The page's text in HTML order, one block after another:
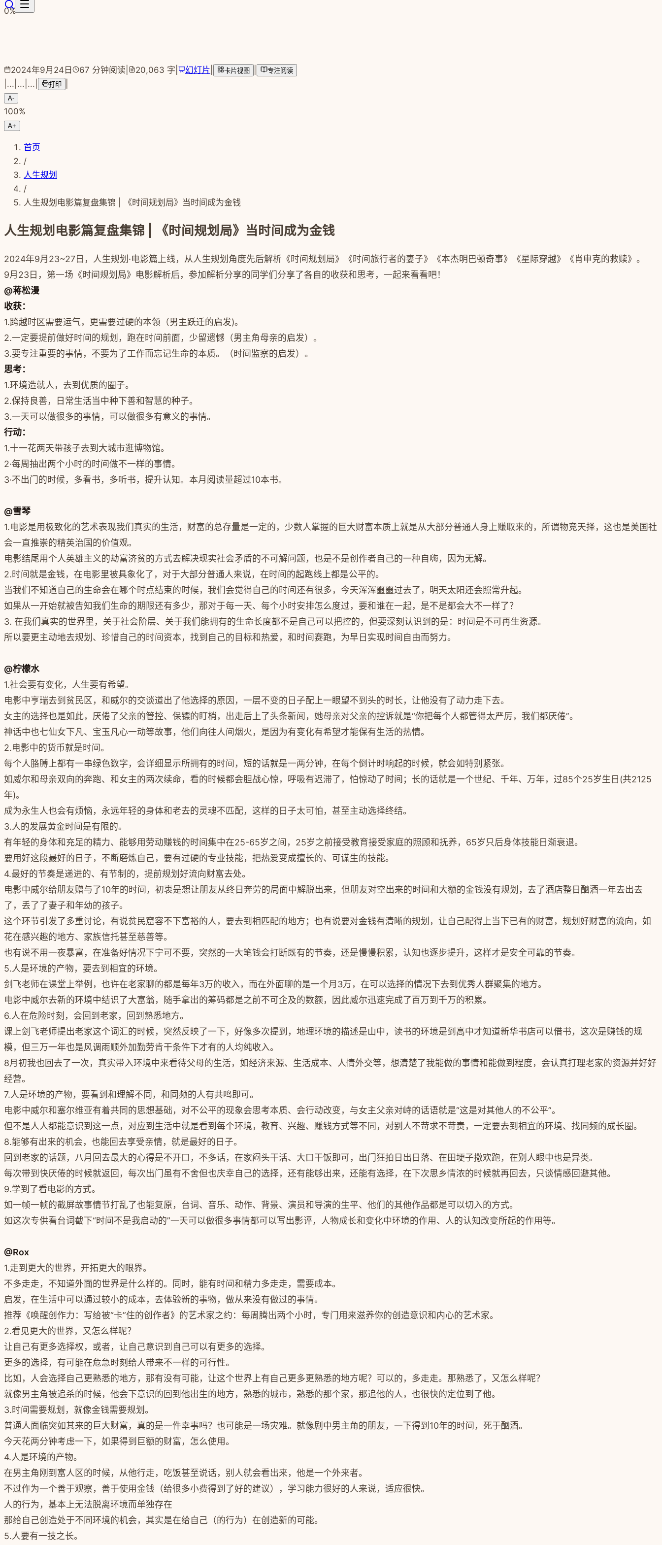
跳转到主要内容
0%
2024年9月24日 67 分钟阅读 20,063 字 幻灯片 卡片视图 专注阅读
... ... ... 打印
A-
100%
A+
首页
/
人生规划
/
人生规划电影篇复盘集锦 | 《时间规划局》当时间成为金钱
人生规划电影篇复盘集锦 | 《时间规划局》当时间成为金钱
2024年9月23~27日，人生规划·电影篇上线，从人生规划角度先后解析《时间规划局》《时间旅行者的妻子》《本杰明巴顿奇事》《星际穿越》《肖申克的救赎》。
9月23日，第一场《时间规划局》电影解析后，参加解析分享的同学们分享了各自的收获和思考，一起来看看吧！
@蒋松漫
收获：
1.跨越时区需要运气，更需要过硬的本领（男主跃迁的启发)。
2.一定要提前做好时间的规划，跑在时间前面，少留遗憾（男主角母亲的启发）。
3.要专注重要的事情，不要为了工作而忘记生命的本质。（时间监察的启发）。
思考：
1.环境造就人，去到优质的圈子。
2.保持良善，日常生活当中种下善和智慧的种子。
3.一天可以做很多的事情，可以做很多有意义的事情。
行动：
1.十一花两天带孩子去到大城市逛博物馆。
2·每周抽出两个小时的时间做不一样的事情。
3·不出门的时候，多看书，多听书，提升认知。本月阅读量超过10本书。
@雪琴
1.电影是用极致化的艺术表现我们真实的生活，财富的总存量是一定的，少数人掌握的巨大财富本质上就是从大部分普通人身上赚取来的，所谓物竞天择，这也是美国社
会一直推崇的精英治国的价值观。
电影结尾用个人英雄主义的劫富济贫的方式去解决现实社会矛盾的不可解问题，也是不是创作者自己的一种自嗨，因为无解。
2.时间就是金钱，在电影里被具象化了，对于大部分普通人来说，在时间的起跑线上都是公平的。
当我们不知道自己的生命会在哪个时点结束的时候，我们会觉得自己的时间还有很多，今天浑浑噩噩过去了，明天太阳还会照常升起。
如果从一开始就被告知我们生命的期限还有多少，那对于每一天、每个小时安排怎么度过，要和谁在一起，是不是都会大不一样了？
3. 在我们真实的世界里，关于社会阶层、关于我们能拥有的生命长度都不是自己可以把控的，但要深刻认识到的是：时间是不可再生资源。
所以要更主动地去规划、珍惜自己的时间资本，找到自己的目标和热爱，和时间赛跑，为早日实现时间自由而努力。
@柠檬水
1.社会要有变化，人生要有希望。
电影中亨瑞去到贫民区，和威尔的交谈道出了他选择的原因，一层不变的日子配上一眼望不到头的时长，让他没有了动力走下去。
女主的选择也是如此，厌倦了父亲的管控、保镖的盯梢，出走后上了头条新闻，她母亲对父亲的控诉就是“你把每个人都管得太严厉，我们都厌倦”。
神话中也七仙女下凡、宝玉凡心一动等故事，他们向往人间烟火，是因为有变化有希望才能保有生活的热情。
2.电影中的货币就是时间。
每个人胳膊上都有一串绿色数字，会详细显示所拥有的时间，短的话就是一两分钟，在每个倒计时响起的时候，就会如特别紧张。
如威尔和母亲双向的奔跑、和女主的两次续命，看的时候都会胆战心惊，呼吸有迟滞了，怕惊动了时间；长的话就是一个世纪、千年、万年，过85个25岁生日(共2125
年)。
成为永生人也会有烦恼，永远年轻的身体和老去的灵魂不匹配，这样的日子太可怕，甚至主动选择终结。
3.人的发展黄金时间是有限的。
有年轻的身体和充足的精力、能够用劳动赚钱的时间集中在25-65岁之间，25岁之前接受教育接受家庭的照顾和抚养，65岁只后身体技能日渐衰退。
要用好这段最好的日子，不断磨炼自己，要有过硬的专业技能，把热爱变成擅长的、可谋生的技能。
4.最好的节奏是递进的、有节制的，提前规划好流向财富去处。
电影中威尔给朋友赠与了10年的时间，初衷是想让朋友从终日奔劳的局面中解脱出来，但朋友对空出来的时间和大额的金钱没有规划，去了酒店整日酗酒一年去出去
了，丢了了妻子和年幼的孩子。
这个环节引发了多重讨论，有说贫民窟容不下富裕的人，要去到相匹配的地方； 也有说要对金钱有清晰的规划，让自己配得上当下已有的财富，规划好财富的流向，如
花在感兴趣的地方、家族信托甚至慈善等。
也有说不用一夜暴富，在准备好情况下宁可不要，突然的一大笔钱会打断既有的节奏，还是慢慢积累，认知也逐步提升，这样才是安全可靠的节奏。
5.人是环境的产物，要去到相宜的环境。
剑飞老师在课堂上举例，也许在老家聊的都是每年3万的收入，而在外面聊的是一个月3万，在可以选择的情况下去到优秀人群聚集的地方。
电影中威尔去新的环境中结识了大富翁，随手拿出的筹码都是之前不可企及的数额，因此威尔迅速完成了百万到千万的积累。
6.人在危险时刻，会回到老家，回到熟悉地方。
课上剑飞老师提出老家这个词汇的时候，突然反映了一下，好像多次提到，地理环境的描述是山中，读书的环境是到高中才知道新华书店可以借书，这次是赚钱的规
模，但三万一年也是风调雨顺外加勤劳肯干条件下才有的人均纯收入。
8月初我也回去了一次，真实带入环境中来看待父母的生活，如经济来源、生活成本、人情外交等，想清楚了我能做的事情和能做到程度，会认真打理老家的资源并好好
经营。
7.人是环境的产物，要看到和理解不同，和同频的人有共鸣即可。
电影中威尔和塞尔维亚有着共同的思想基础，对不公平的现象会思考本质、会行动改变，与女主父亲对峙的话语就是“这是对其他人的不公平”。
但不是人人都能意识到这一点，对应到生活中就是看到每个环境，教育、兴趣、赚钱方式等不同，对别人不苛求不苛责，一定要去到相宜的环境、找同频的成长圈。
8.能够有出来的机会，也能回去享受亲情，就是最好的日子。
回到老家的话题，八月回去最大的心得是不开口，不多话，在家闷头干活、大口干饭即可，出门狂拍日出日落、在田埂子撒欢跑，在别人眼中也是异类。
每次带到快厌倦的时候就返回，每次出门虽有不舍但也庆幸自己的选择，还有能够出来，还能有选择，在下次思乡情浓的时候就再回去，只谈情感回避其他。
9.学到了看电影的方式。
如一帧一帧的截屏故事情节打乱了也能复原，台词、音乐、动作、背景、演员和导演的生平、他们的其他作品都是可以切入的方式。
如这次专供看台词截下“时间不是我启动的”一天可以做很多事情都可以写出影评，人物成长和变化中环境的作用、人的认知改变所起的作用等。
@Rox
1.走到更大的世界，开拓更大的眼界。
不多走走，不知道外面的世界是什么样的。同时，能有时间和精力多走走，需要成本。
启发，在生活中可以通过较小的成本，去体验新的事物，做从来没有做过的事情。
推荐《唤醒创作力：写给被“卡”住的创作者》的艺术家之约：每周腾出两个小时，专门用来滋养你的创造意识和内心的艺术家。
2.看见更大的世界，又怎么样呢？
让自己有更多选择权，或者，让自己意识到自己可以有更多的选择。
更多的选择，有可能在危急时刻给人带来不一样的可行性。
比如，人会选择自己更熟悉的地方，那有没有可能，让这个世界上有自己更多更熟悉的地方呢？可以的，多走走。那熟悉了，又怎么样呢？
就像男主角被追杀的时候，他会下意识的回到他出生的地方，熟悉的城市，熟悉的那个家，那追他的人，也很快的定位到了他。
3.时间需要规划，就像金钱需要规划。
普通人面临突如其来的巨大财富，真的是一件幸事吗？也可能是一场灾难。就像剧中男主角的朋友，一下得到10年的时间，死于酗酒。
今天花两分钟考虑一下，如果得到巨额的财富，怎么使用。
4.人是环境的产物。
在男主角刚到富人区的时候，从他行走，吃饭甚至说话，别人就会看出来，他是一个外来者。
不过作为一个善于观察，善于使用金钱（给很多小费得到了好的建议），学习能力很好的人来说，适应很快。
人的行为，基本上无法脱离环境而单独存在
那给自己创造处于不同环境的机会，其实是在给自己（的行为）在创造新的可能。
5.人要有一技之长。